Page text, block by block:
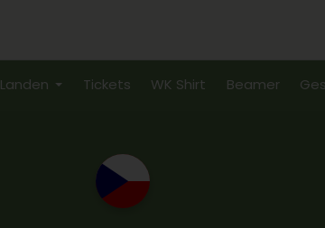
Landen Tickets WK Shirt Beamer